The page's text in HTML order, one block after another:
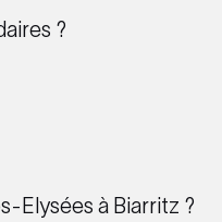
?
Elysées à Biarritz ?